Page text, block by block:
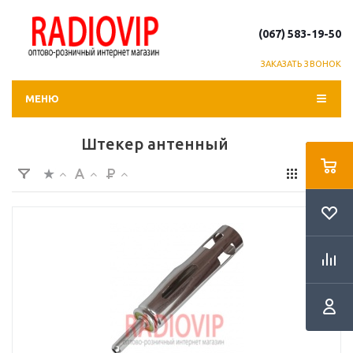
(067) 583-19-50
ЗАКАЗАТЬ ЗВОНОК
МЕНЮ
Штекер антенный